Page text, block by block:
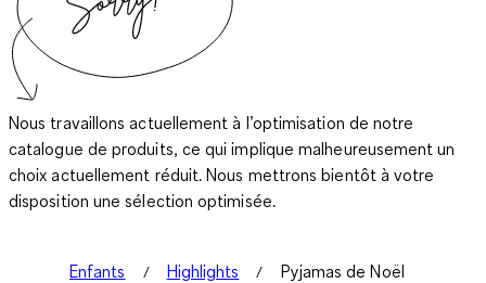
Nous travaillons actuellement à l’optimisation de notre
catalogue de produits, ce qui implique malheureusement un
choix actuellement réduit. Nous mettrons bientôt à votre
disposition une sélection optimisée.
Enfants Highlights Pyjamas de Noël